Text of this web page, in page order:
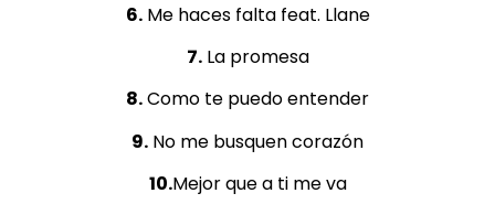
6.Me haces falta feat. Llane
7.La promesa
8.Como te puedo entender
9. No me busquen corazón
10.Mejor que a ti me va